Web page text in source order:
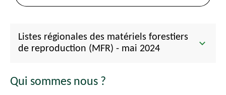
Listes régionales des matériels forestiers
de reproduction (MFR) - mai 2024
Qui sommes nous ?